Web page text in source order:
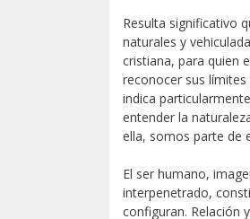
Resulta significativo
naturales y
cristiana, para quien
reconocer sus
indica
entender la
ella, somos parte de
El ser humano,
interpenetrado,
configuran. Relación